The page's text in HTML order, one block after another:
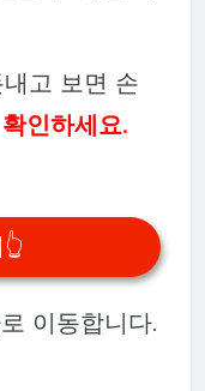
고 보면 손
인하세요.
이동합니다.